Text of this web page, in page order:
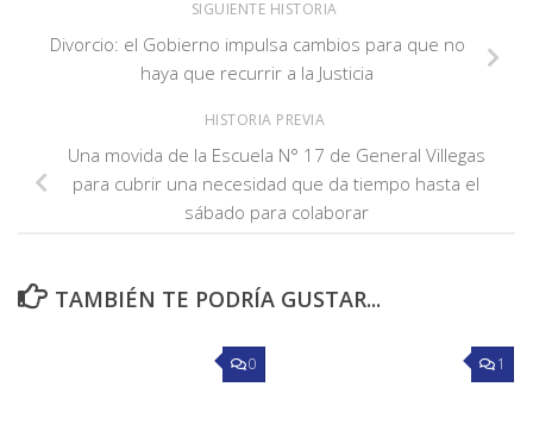
SIGUIENTE HISTORIA
Divorcio: el Gobierno impulsa cambios para que no
haya que recurrir a la Justicia
HISTORIA PREVIA
Una movida de la Escuela N° 17 de General Villegas
para cubrir una necesidad que da tiempo hasta el
sábado para colaborar
TAMBIÉN TE PODRÍA GUSTAR...
0 1